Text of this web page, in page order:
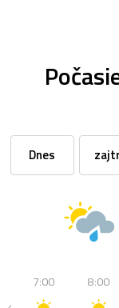
Dnes
7:00 8:00